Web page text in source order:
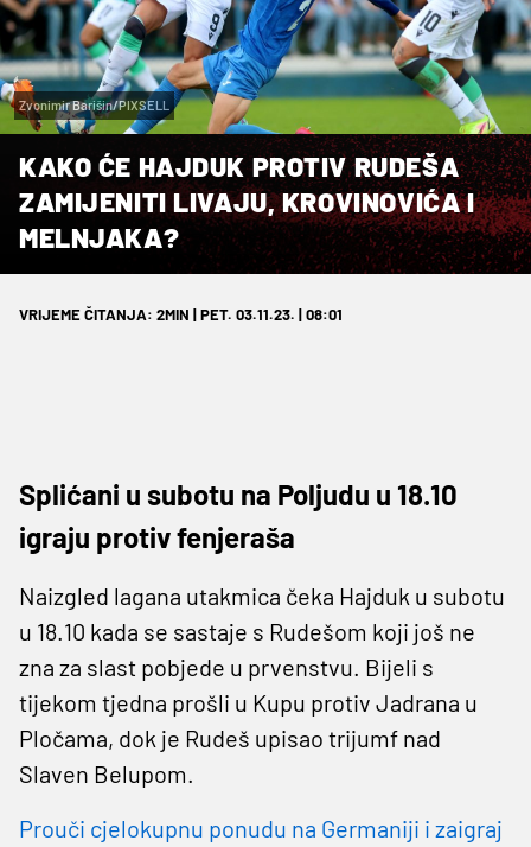
Zvonimir Barišin/PIXSELL
KAKO ĆE HAJDUK PROTIV RUDEŠA
ZAMIJENITI LIVAJU, KROVINOVIĆA I
MELNJAKA?
VRIJEME ČITANJA: 2MIN | PET. 03.11.23. | 08:01
Splićani u subotu na Poljudu u 18.10
igraju protiv fenjeraša
Naizgled lagana utakmica čeka Hajduk u subotu
u 18.10 kada se sastaje s Rudešom koji još ne
zna za slast pobjede u prvenstvu. Bijeli s
tijekom tjedna prošli u Kupu protiv Jadrana u
Pločama, dok je Rudeš upisao trijumf nad
Slaven Belupom.
Prouči cjelokupnu ponudu na Germaniji i zaigraj